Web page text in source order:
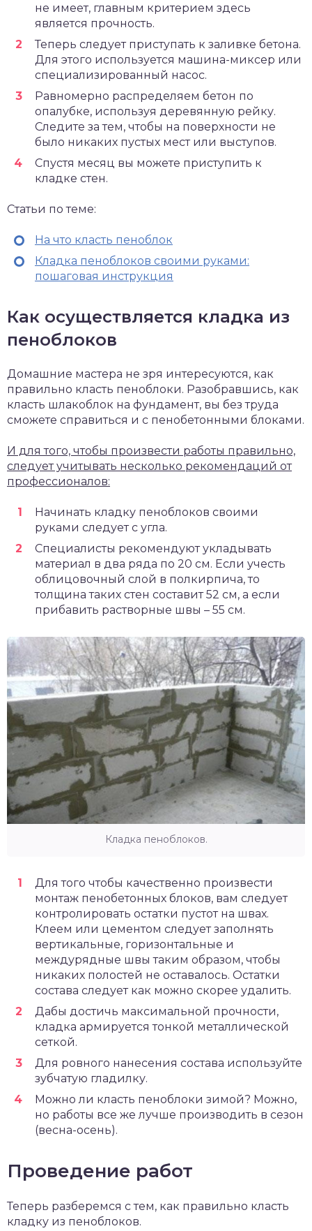
не имеет, главным критерием здесь
является прочность.
Теперь следует приступать к заливке бетона.
Для этого используется машина-миксер или
специализированный насос.
Равномерно распределяем бетон по
опалубке, используя деревянную рейку.
Следите за тем, чтобы на поверхности не
было никаких пустых мест или выступов.
Спустя месяц вы можете приступить к
кладке стен.
Статьи по теме:
На что класть пеноблок
Кладка пеноблоков своими руками:
пошаговая инструкция
Как осуществляется кладка из
пеноблоков
Домашние мастера не зря интересуются, как
правильно класть пеноблоки. Разобравшись, как
класть шлакоблок на фундамент, вы без труда
сможете справиться и с пенобетонными блоками.
И для того, чтобы произвести работы правильно,
следует учитывать несколько рекомендаций от
профессионалов:
Начинать кладку пеноблоков своими
руками следует с угла.
Специалисты рекомендуют укладывать
материал в два ряда по 20 см. Если учесть
облицовочный слой в полкирпича, то
толщина таких стен составит 52 см, а если
прибавить растворные швы – 55 см.
Кладка пеноблоков.
Для того чтобы качественно произвести
монтаж пенобетонных блоков, вам следует
контролировать остатки пустот на швах.
Клеем или цементом следует заполнять
вертикальные, горизонтальные и
междурядные швы таким образом, чтобы
никаких полостей не оставалось. Остатки
состава следует как можно скорее удалить.
Дабы достичь максимальной прочности,
кладка армируется тонкой металлической
сеткой.
Для ровного нанесения состава используйте
зубчатую гладилку.
Можно ли класть пеноблоки зимой? Можно,
но работы все же лучше производить в сезон
(весна-осень).
Проведение работ
Теперь разберемся с тем, как правильно класть
кладку из пеноблоков.